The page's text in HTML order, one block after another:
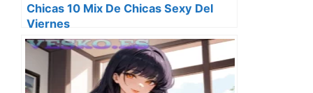
Chicas 10 Mix De Chicas Sexy Del
Viernes